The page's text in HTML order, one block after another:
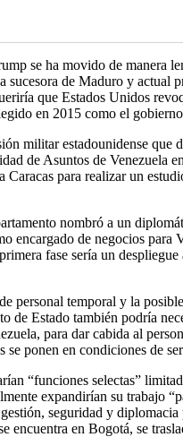
se ha movido de manera
sucesora de Maduro y actual
que Estados Unidos
en 2015 como el
militar estadounidense que
de Asuntos de Venezuela
Caracas para realizar un
nombró a un
encargado de negocios para
fase sería un
personal temporal y la
de Estado también podría
para dar cabida al
se ponen en condiciones de
“funciones selectas”
expandirían su trabajo
seguridad y
encuentra en Bogotá, se